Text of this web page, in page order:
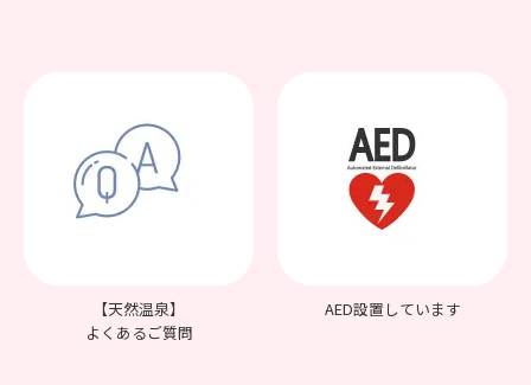
【天然温泉】
よくあるご質問
AED設置しています